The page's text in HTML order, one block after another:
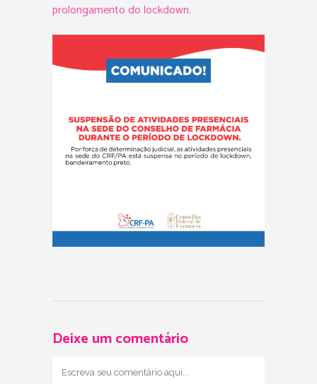
prolongamento do lockdown.
Deixe um comentário